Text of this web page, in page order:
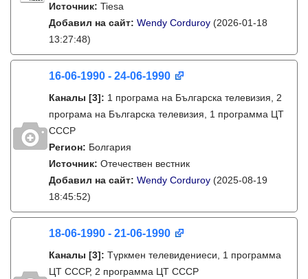
Источник: Tiesa
Добавил на сайт: Wendy Corduroy (2026-01-18
13:27:48)
16-06-1990 - 24-06-1990
Каналы [3]: 1 програма на Българска телевизия, 2
програма на Българска телевизия, 1 программа ЦТ
СССР
Регион: Болгария
Источник: Отечествен вестник
Добавил на сайт: Wendy Corduroy (2025-08-19
18:45:52)
18-06-1990 - 21-06-1990
Каналы [3]: Түркмен телевидениеси, 1 программа
ЦТ СССР, 2 программа ЦТ СССР